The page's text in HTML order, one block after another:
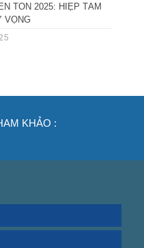
TÔN 2025: HIỆP TÂM
VỌNG
KHẢO :